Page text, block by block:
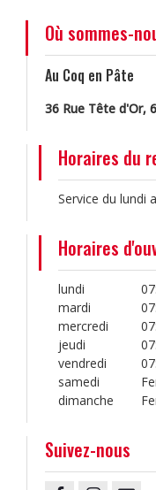
Où sommes-
Au Coq en Pâte
36 Rue Tête d'Or,
Horaires du
Service du lundi
Horaires
lundi
mardi
mercredi
jeudi
vendredi
samedi
dimanche
Suivez-nous